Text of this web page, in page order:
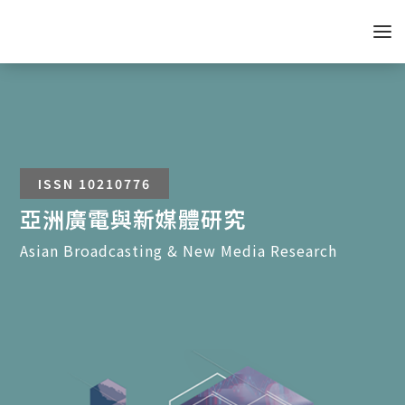
ISSN 10210776
亞洲廣電與新媒體研究
Asian Broadcasting & New Media Research